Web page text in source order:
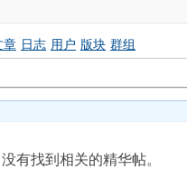
章 日志 用户 版块 群组
有找到相关的精华帖。